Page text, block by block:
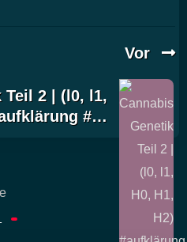
Vor
Teil 2 | (l0, l1,
#…